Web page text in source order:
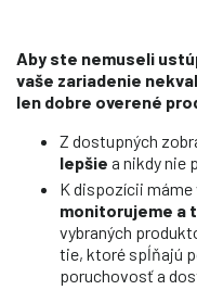
Aby ste nemuseli
vaše zariadenie
len dobre overené
Z dostupných
lepšie a nikdy nie
K dispozícii
monitorujeme a
vybraných
tie, ktoré spĺňajú
poruchovosť a